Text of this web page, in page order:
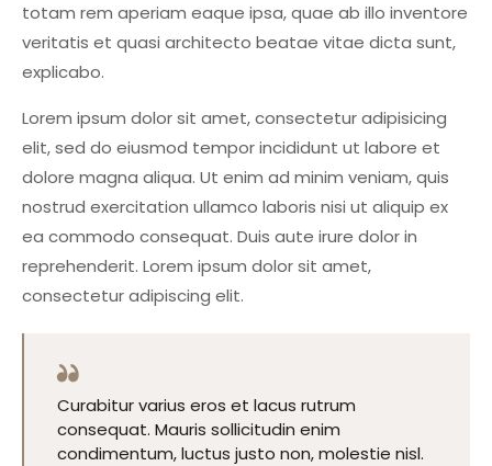
totam rem aperiam eaque ipsa, quae ab illo inventore
veritatis et quasi architecto beatae vitae dicta sunt,
explicabo.
Lorem ipsum dolor sit amet, consectetur adipisicing
elit, sed do eiusmod tempor incididunt ut labore et
dolore magna aliqua. Ut enim ad minim veniam, quis
nostrud exercitation ullamco laboris nisi ut aliquip ex
ea commodo consequat. Duis aute irure dolor in
reprehenderit. Lorem ipsum dolor sit amet,
consectetur adipiscing elit.
Curabitur varius eros et lacus rutrum
consequat. Mauris sollicitudin enim
condimentum, luctus justo non, molestie nisl.